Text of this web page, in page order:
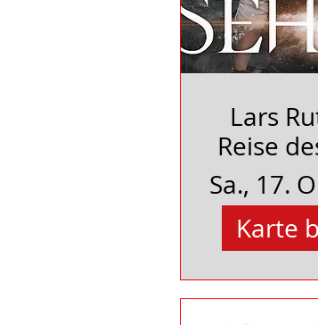
Lars
Reise
Sa., 17.
Karte